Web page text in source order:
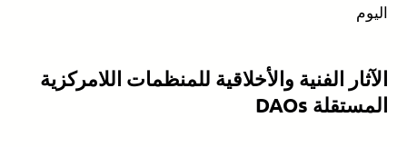
اليوم
الآثار الفنية والأخلاقية للمنظمات اللامركزية
المستقلة DAOs